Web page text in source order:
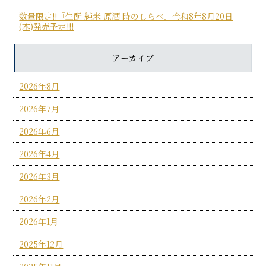
数量限定!!『生酛 純米 原酒 時のしらべ』令和8年8月20日
(木)発売予定!!!
アーカイブ
2026年8月
2026年7月
2026年6月
2026年4月
2026年3月
2026年2月
2026年1月
2025年12月